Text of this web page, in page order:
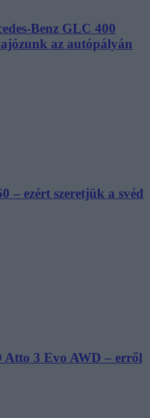
Benz GLC 400
az autópályán
– ezért szeretjük a svéd
3 Evo AWD – erről